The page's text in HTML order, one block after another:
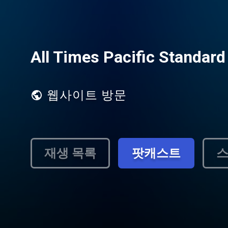
All Times Pacific
웹사이트 방문
재생 목록 팟캐스트